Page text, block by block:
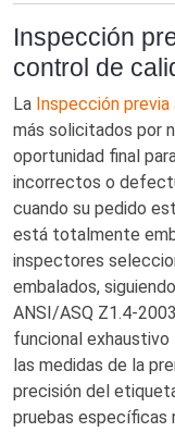
Inspección
control de
La Inspección
más solicitados por
oportunidad final
incorrectos o
cuando su pedido
está totalmente
inspectores
embalados,
ANSI/ASQ Z1.4-
funcional
las medidas de la
precisión del
pruebas específicas